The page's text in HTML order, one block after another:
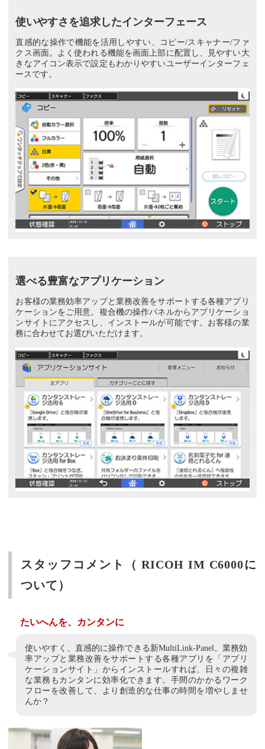
使いやすさを追求したインターフェース
直感的な操作で機能を活用しやすい、コピー/スキャナー/ファ
クス画面。よく使われる機能を画面上部に配置し、見やすい大
きなアイコン表示で設定もわかりやすいユーザーインターフェ
ースです。
選べる豊富なアプリケーション
お客様の業務効率アップと業務改善をサポートする各種アプリ
ケーションをご用意。複合機の操作パネルからアプリケーショ
ンサイトにアクセスし、インストールが可能です。お客様の業
務に合わせてお選びいただけます。
スタッフコメント（ RICOH IM C6000に
ついて）
たいへんを、カンタンに
使いやすく、直感的に操作できる新MultiLink-Panel。業務効
率アップと業務改善をサポートする各種アプリを「アプリ
ケーションサイト」からインストールすれば、日々の複雑
な業務もカンタンに効率化できます。手間のかかるワーク
フローを改善して、より創造的な仕事の時間を増やしませ
んか？